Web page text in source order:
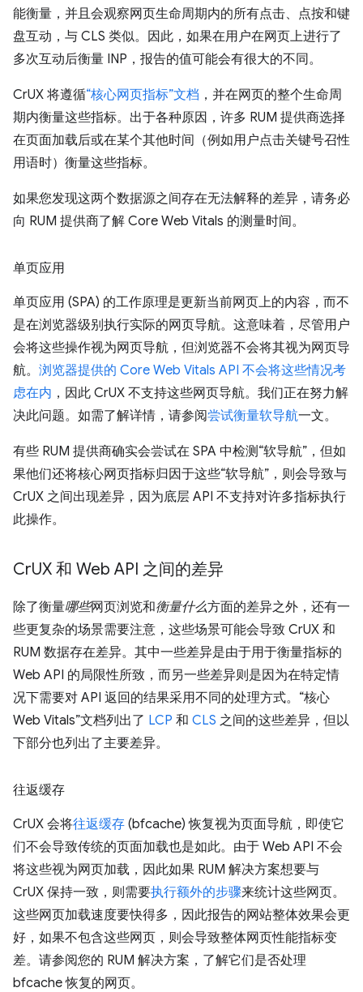
能衡量，并且会观察网页生命周期内的所有点击、点按和键
盘互动，与 CLS 类似。因此，如果在用户在网页上进行了
多次互动后衡量 INP，报告的值可能会有很大的不同。
CrUX 将遵循“核心网页指标”文档 ，并在网页的整个生命周
期内衡量这些指标。出于各种原因，许多 RUM 提供商选择
在页面加载后或在某个其他时间（例如用户点击关键号召性
用语时）衡量这些指标。
如果您发现这两个数据源之间存在无法解释的差异，请务必
向 RUM 提供商了解 Core Web Vitals 的测量时间。
单页应用
单页应用 (SPA) 的工作原理是更新当前网页上的内容，而不
是在浏览器级别执行实际的网页导航。这意味着，尽管用户
会将这些操作视为网页导航，但浏览器不会将其视为网页导
航。 浏览器提供的 Core Web Vitals API 不会将这些情况考
虑在内 ，因此 CrUX 不支持这些网页导航。我们正在努力解
决此问题。如需了解详情，请参阅尝试衡量软导航一文。
有些 RUM 提供商确实会尝试在 SPA 中检测“软导航”，但如
果他们还将核心网页指标归因于这些“软导航”，则会导致与
CrUX 之间出现差异，因为底层 API 不支持对许多指标执行
此操作。
CrUX 和 Web API 之间的差异
除了衡量哪些网页浏览和衡量什么方面的差异之外，还有一
些更复杂的场景需要注意，这些场景可能会导致 CrUX 和
RUM 数据存在差异。其中一些差异是由于用于衡量指标的
Web API 的局限性所致，而另一些差异则是因为在特定情
况下需要对 API 返回的结果采用不同的处理方式。“核心
Web Vitals”文档列出了 LCP 和 CLS 之间的这些差异，但以
下部分也列出了主要差异。
往返缓存
CrUX 会将往返缓存 (bfcache) 恢复视为页面导航，即使它
们不会导致传统的页面加载也是如此。由于 Web API 不会
将这些视为网页加载，因此如果 RUM 解决方案想要与
CrUX 保持一致，则需要执行额外的步骤来统计这些网页。
这些网页加载速度要快得多，因此报告的网站整体效果会更
好，如果不包含这些网页，则会导致整体网页性能指标变
差。请参阅您的 RUM 解决方案，了解它们是否处理
bfcache 恢复的网页。